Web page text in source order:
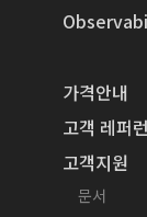
가격안내
고객 레퍼
고객지원
문서